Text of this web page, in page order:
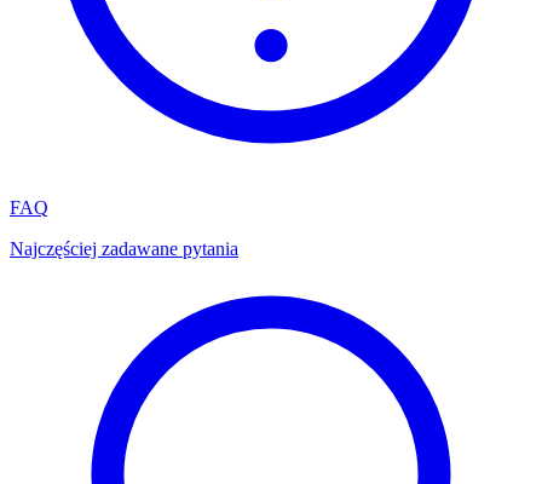
FAQ
Najczęściej zadawane pytania